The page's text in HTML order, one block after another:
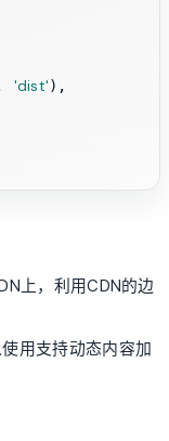
'dist'),
上，利用CDN的边
用支持动态内容加